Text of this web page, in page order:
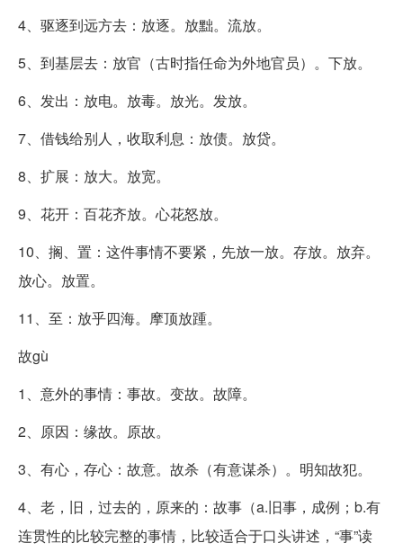
4、驱逐到远方去：放逐。放黜。流放。
5、到基层去：放官（古时指任命为外地官员）。下放。
6、发出：放电。放毒。放光。发放。
7、借钱给别人，收取利息：放债。放贷。
8、扩展：放大。放宽。
9、花开：百花齐放。心花怒放。
10、搁、置：这件事情不要紧，先放一放。存放。放弃。
放心。放置。
11、至：放乎四海。摩顶放踵。
故gù
1、意外的事情：事故。变故。故障。
2、原因：缘故。原故。
3、有心，存心：故意。故杀（有意谋杀）。明知故犯。
4、老，旧，过去的，原来的：故事（a.旧事，成例；b.有
连贯性的比较完整的事情，比较适合于口头讲述，“事”读